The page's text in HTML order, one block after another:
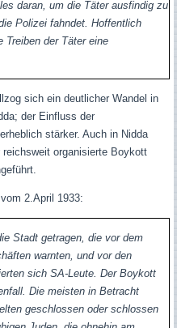
daran, um die Täter ausfindig zu
Polizei fahndet. Hoffentlich
Treiben der Täter eine
sich ein deutlicher Wandel in
der Einfluss der
stärker. Auch in Nidda
organisierte Boykott
2.April 1933:
Stadt getragen, die vor dem
warnten, und vor den
sich SA-Leute. Der Boykott
Die meisten in Betracht
geschlossen oder schlossen